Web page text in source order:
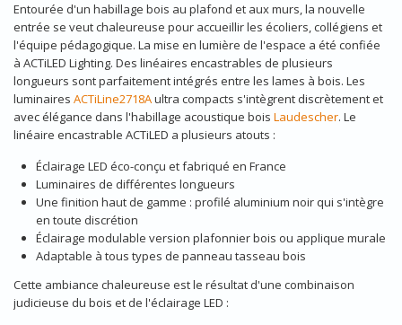
Entourée d'un habillage bois au plafond et aux murs, la nouvelle
entrée se veut chaleureuse pour accueillir les écoliers, collégiens et
l'équipe pédagogique. La mise en lumière de l'espace a été confiée
à ACTiLED Lighting. Des linéaires encastrables de plusieurs
longueurs sont parfaitement intégrés entre les lames à bois. Les
luminaires ACTiLine2718Aultra compacts s'intègrent discrètement et
avec élégance dans l'habillage acoustique bois Laudescher. Le
linéaire encastrable ACTiLED a plusieurs atouts :
Éclairage LED éco-conçu et fabriqué en France
Luminaires de différentes longueurs
Une finition haut de gamme : profilé aluminium noir qui s'intègre
en toute discrétion
Éclairage modulable version plafonnier bois ou applique murale
Adaptable à tous types de panneau tasseau bois
Cette ambiance chaleureuse est le résultat d'une combinaison
judicieuse du bois et de l'éclairage LED :